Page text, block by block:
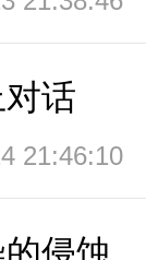
话
21:46:10